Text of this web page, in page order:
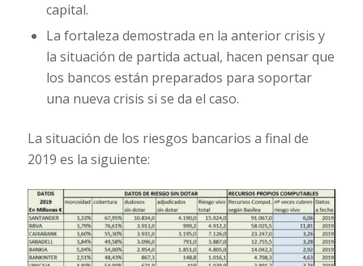
capital.
La fortaleza demostrada en la anterior crisis y
la situación de partida actual, hacen pensar que
los bancos están preparados para soportar
una nueva crisis si se da el caso.
La situación de los riesgos bancarios a final de
2019 es la siguiente: